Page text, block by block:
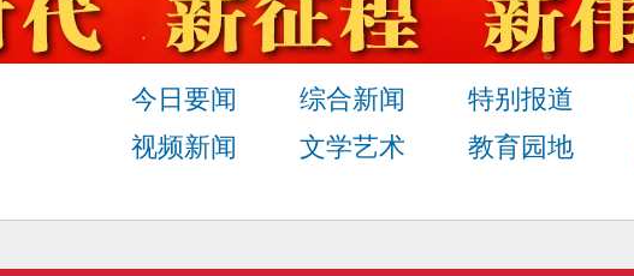
今日要闻 综合新闻 特别报道
视频新闻
文学艺术 教育园地